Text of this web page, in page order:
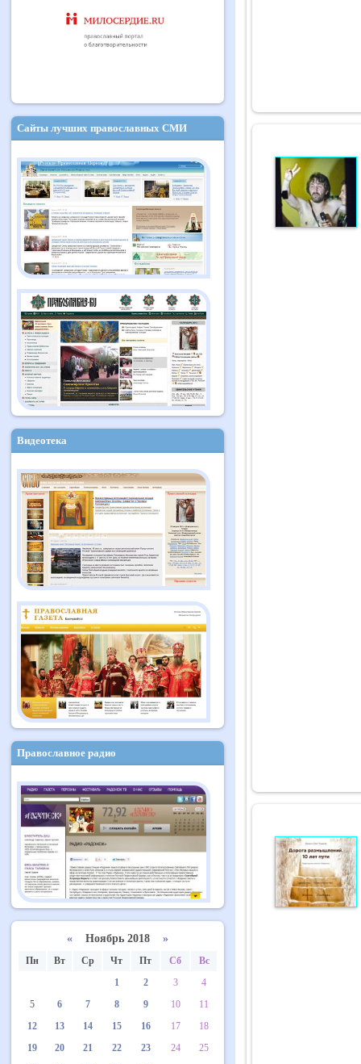
Сайты лучших православных СМИ
Видеотека
Православное радио
« Ноябрь 2018 »
Пн Вт Ср Чт Пт Сб
Вс
1
2 3
4
5
6 7 8 9 10
11
12
13 14 15 16 17
18
19
20 21 22 23 24
25